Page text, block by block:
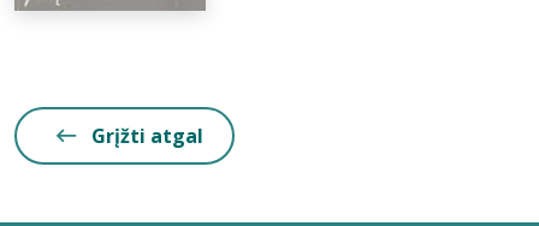
Grįžti atgal